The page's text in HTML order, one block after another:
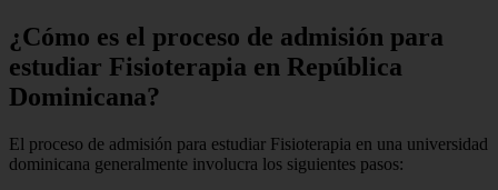
¿Cómo es el proceso de admisión para
estudiar Fisioterapia en República
Dominicana?
El proceso de admisión para estudiar Fisioterapia en una universidad
dominicana generalmente involucra los siguientes pasos: